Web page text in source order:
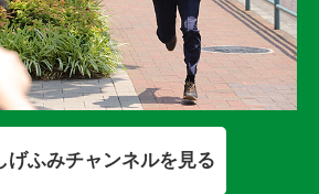
げふみチャンネルを見る